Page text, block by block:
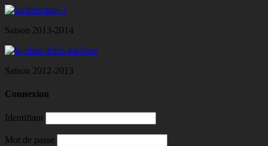
Saison 2013-2014
Saison 2012-2013
Connexion
Identifiant
Mot de passe